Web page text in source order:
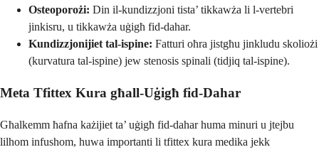
Osteoporożi: Din il-kundizzjoni tista’ tikkawża li l-vertebri
jinkisru, u tikkawża uġigħ fid-dahar.
Kundizzjonijiet tal-ispine: Fatturi oħra jistgħu jinkludu skoliożi
(kurvatura tal-ispine) jew stenosis spinali (tidjiq tal-ispine).
Meta Tfittex Kura għall-Uġigħ fid-Dahar
Għalkemm ħafna każijiet ta’ uġigħ fid-dahar huma minuri u jtejbu
lilhom infushom, huwa importanti li tfittex kura medika jekk